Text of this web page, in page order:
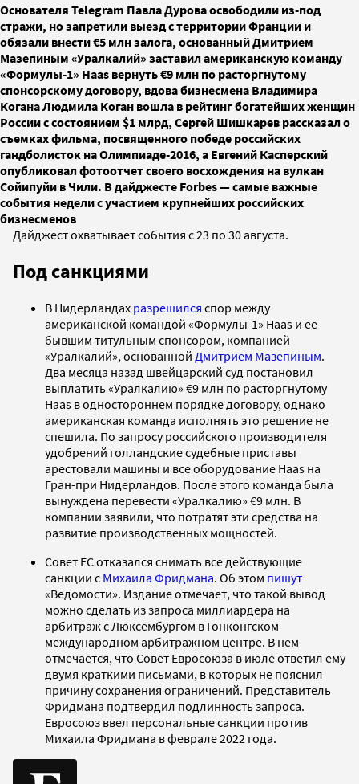
Основателя Telegram Павла Дурова освободили из-под
стражи, но запретили выезд с территории Франции и
обязали внести €5 млн залога, основанный Дмитрием
Мазепиным «Уралкалий» заставил американскую команду
«Формулы-1» Haas вернуть €9 млн по расторгнутому
спонсорскому договору, вдова бизнесмена Владимира
Когана Людмила Коган вошла в рейтинг богатейших женщин
России с состоянием $1 млрд, Сергей Шишкарев рассказал о
съемках фильма, посвященного победе российских
гандболисток на Олимпиаде-2016, а Евгений Касперский
опубликовал фотоотчет своего восхождения на вулкан
Сойипуйи в Чили. В дайджесте Forbes — самые важные
события недели с участием крупнейших российских
бизнесменов
Дайджест охватывает события с 23 по 30 августа.
Под санкциями
В Нидерландах разрешился спор между
американской командой «Формулы-1» Haas и ее
бывшим титульным спонсором, компанией
«Уралкалий», основанной Дмитрием Мазепиным.
Два месяца назад швейцарский суд постановил
выплатить «Уралкалию» €9 млн по расторгнутому
Haas в одностороннем порядке договору, однако
американская команда исполнять это решение не
спешила. По запросу российского производителя
удобрений голландские судебные приставы
арестовали машины и все оборудование Haas на
Гран-при Нидерландов. После этого команда была
вынуждена перевести «Уралкалию» €9 млн. В
компании заявили, что потратят эти средства на
развитие производственных мощностей.
Совет ЕС отказался снимать все действующие
санкции с Михаила Фридмана. Об этом пишут
«Ведомости». Издание отмечает, что такой вывод
можно сделать из запроса миллиардера на
арбитраж с Люксембургом в Гонконгском
международном арбитражном центре. В нем
отмечается, что Совет Евросоюза в июле ответил ему
двумя краткими письмами, в которых не пояснил
причину сохранения ограничений. Представитель
Фридмана подтвердил подлинность запроса.
Евросоюз ввел персональные санкции против
Михаила Фридмана в феврале 2022 года.